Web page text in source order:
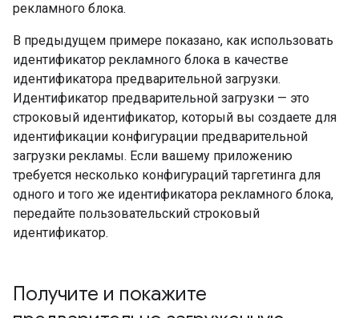
рекламного блока.
В предыдущем примере показано, как использовать
идентификатор рекламного блока в качестве
идентификатора предварительной загрузки.
Идентификатор предварительной загрузки — это
строковый идентификатор, который вы создаете для
идентификации конфигурации предварительной
загрузки рекламы. Если вашему приложению
требуется несколько конфигураций таргетинга для
одного и того же идентификатора рекламного блока,
передайте пользовательский строковый
идентификатор.
Получите и покажите